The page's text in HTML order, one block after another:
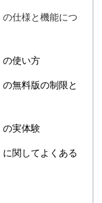
の仕様と機能につ
の使い方
の無料版の制限と
の実体験
に関してよくある